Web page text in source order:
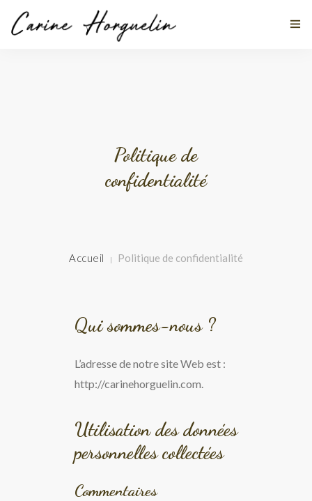
Politique de
confidentialité
Accueil Politique de confidentialité
Qui sommes-nous ?
L’adresse de notre site Web est :
http://carinehorguelin.com.
Utilisation des données
personnelles collectées
Commentaires